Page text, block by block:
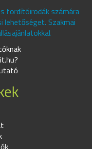
fordítóirodák számára
lehetőséget. Szakmai